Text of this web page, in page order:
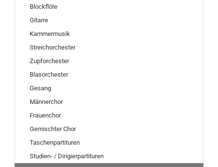
Blockflöte
Gitarre
Kammermusik
Streichorchester
Zupforchester
Blasorchester
Gesang
Männerchor
Frauenchor
Gemischter Chor
Taschenpartituren
Studien- / Dirigierpartituren